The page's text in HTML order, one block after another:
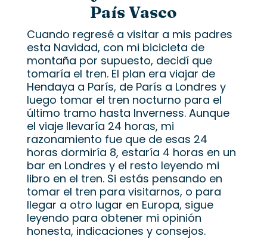
País Vasco
Cuando regresé a visitar a mis padres
esta Navidad, con mi bicicleta de
montaña por supuesto, decidí que
tomaría el tren. El plan era viajar de
Hendaya a París, de París a Londres y
luego tomar el tren nocturno para el
último tramo hasta Inverness. Aunque
el viaje llevaría 24 horas, mi
razonamiento fue que de esas 24
horas dormiría 8, estaría 4 horas en un
bar en Londres y el resto leyendo mi
libro en el tren. Si estás pensando en
tomar el tren para visitarnos, o para
llegar a otro lugar en Europa, sigue
leyendo para obtener mi opinión
honesta, indicaciones y consejos.